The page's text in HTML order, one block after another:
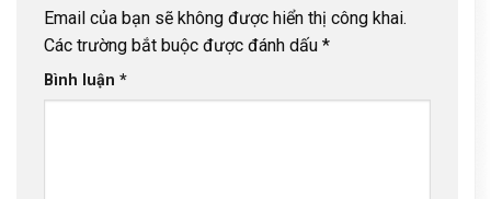
Email của bạn sẽ không được hiển thị công khai.
Các trường bắt buộc được đánh dấu *
Bình luận *